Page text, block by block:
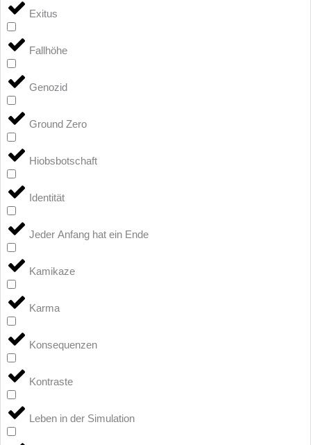
Exitus
Fallhöhe
Genozid
Ground Zero
Hiobsbotschaft
Identität
Jeder Anfang hat ein Ende
Kamikaze
Karma
Konsequenzen
Kontraste
Leben in der Simulation